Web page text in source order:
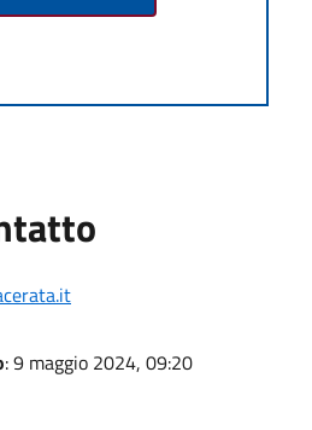
: 9 maggio 2024, 09:20